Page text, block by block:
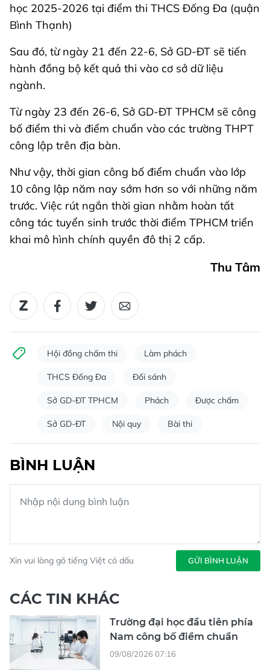
học 2025-2026 tại điểm thi THCS Đống Đa (quận
Bình Thạnh)
Sau đó, từ ngày 21 đến 22-6, Sở GD-ĐT sẽ tiến
hành đồng bộ kết quả thi vào cơ sở dữ liệu
ngành.
Từ ngày 23 đến 26-6, Sở GD-ĐT TPHCM sẽ công
bố điểm thi và điểm chuẩn vào các trường THPT
công lập trên địa bàn.
Như vậy, thời gian công bố điểm chuẩn vào lớp
10 công lập năm nay sớm hơn so với những năm
trước. Việc rút ngắn thời gian nhằm hoàn tất
công tác tuyển sinh trước thời điểm TPHCM triển
khai mô hình chính quyền đô thị 2 cấp.
Thu Tâm
Hội đồng chấm thi Làm phách
THCS Đống Đa Đối sánh
Sở GD-ĐT TPHCM Phách Được chấm
Sở GD-ĐT Nội quy Bài thi
BÌNH LUẬN
Xin vui lòng gõ tiếng Việt có dấu GỬI BÌNH LUẬN
CÁC TIN KHÁC
Trường đại học đầu tiên phía
Nam công bố điểm chuẩn
09/08/2026 07:16